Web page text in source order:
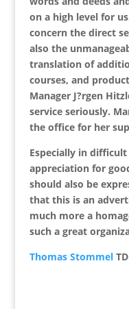
on a high level for
concern the direct
also the
translation of
courses, and
Manager J?rgen
service seriously.
the office for her
Especially in
appreciation for
should also be
that this is an
much more a
such a great
Thomas Stommel